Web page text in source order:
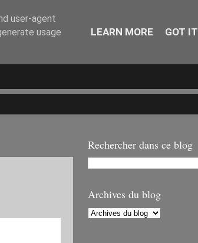
Rechercher dans ce blog
Archives du blog
user-agent
usage
LEARN MORE GOT IT